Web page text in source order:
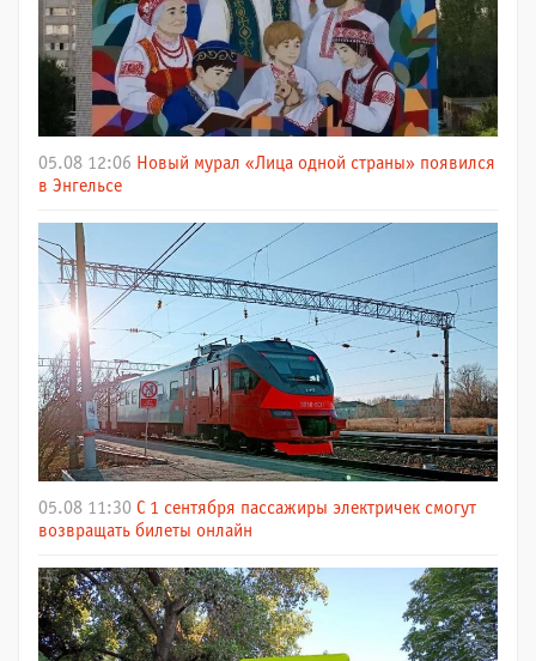
05.08 12:06 Новый мурал «Лица одной страны» появился
в Энгельсе
05.08 11:30 С 1 сентября пассажиры электричек смогут
возвращать билеты онлайн